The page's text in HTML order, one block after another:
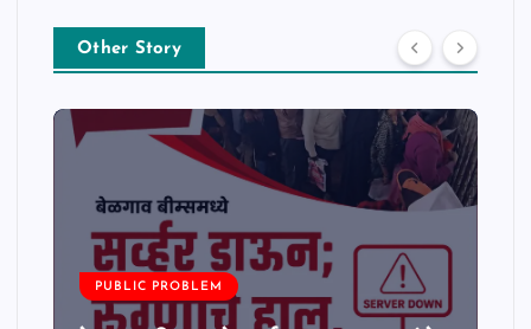
Other Story
PUBLIC PROBLEM